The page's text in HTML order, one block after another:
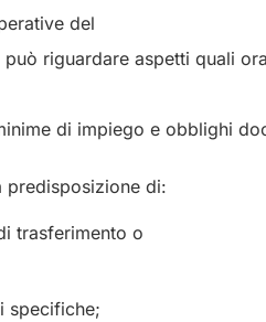
del
può riguardare aspetti quali
di impiego e obblighi
predisposizione di:
trasferimento o
specifiche;